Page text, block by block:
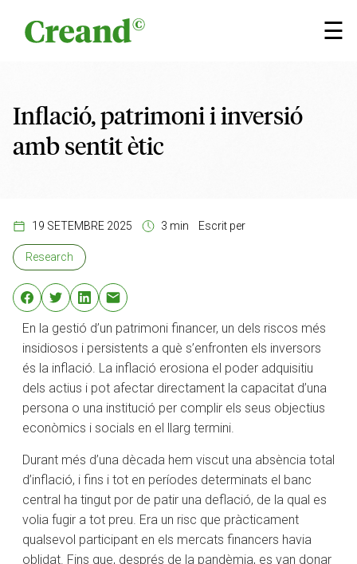
☰
×
Inflació, patrimoni i inversió
amb sentit ètic
19 SETEMBRE 2025 3 min Escrit per
Research
En la gestió d’un patrimoni financer, un dels riscos més
insidiosos i persistents a què s’enfronten els inversors
és la inflació. La inflació erosiona el poder adquisitiu
dels actius i pot afectar directament la capacitat d’una
persona o una institució per complir els seus objectius
econòmics i socials en el llarg termini.
Durant més d’una dècada hem viscut una absència total
d’inflació, i fins i tot en períodes determinats el banc
central ha tingut por de patir una deflació, de la qual es
volia fugir a tot preu. Era un risc que pràcticament
qualsevol participant en els mercats financers havia
oblidat. Fins que, després de la pandèmia, es van donar